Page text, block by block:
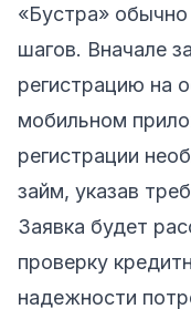
«Бустра» обычно
шагов. Вначале
регистрацию на
мобильном
регистрации
займ, указав
Заявка будет
проверку
надежности